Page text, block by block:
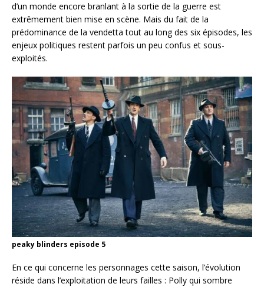
d’un monde encore branlant à la sortie de la guerre est
extrêmement bien mise en scène. Mais du fait de la
prédominance de la vendetta tout au long des six épisodes, les
enjeux politiques restent parfois un peu confus et sous-
exploités.
peaky blinders episode 5
En ce qui concerne les personnages cette saison, l’évolution
réside dans l’exploitation de leurs failles : Polly qui sombre